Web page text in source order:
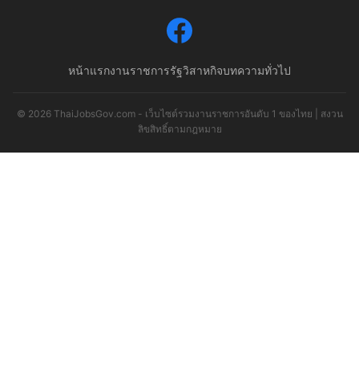
หน้าแรกงานราชการรัฐวิสาหกิจบทความทั่วไป
© 2026 ThaiJobsGov.com - เว็บไซต์รวมงานราชการอันดับ 1 ของไทย | สงวน
ลิขสิทธิ์ตามกฎหมาย